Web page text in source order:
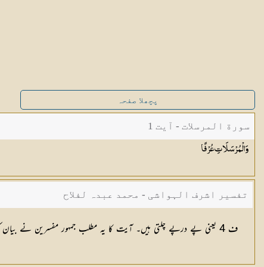
پچھلا صفحہ
سورة المرسلات - آیت 1
وَالْمُرْسَلَاتِعُرْفًا
تفسیر اشرف الہواشی - محمد عبدہ لفلاح
ف 4 یعنی پے درپے چلتی ہیں۔ آیت کا یہ مطلب جمہور مفسرین نے بیان کیا ہے۔ بعض نے ”